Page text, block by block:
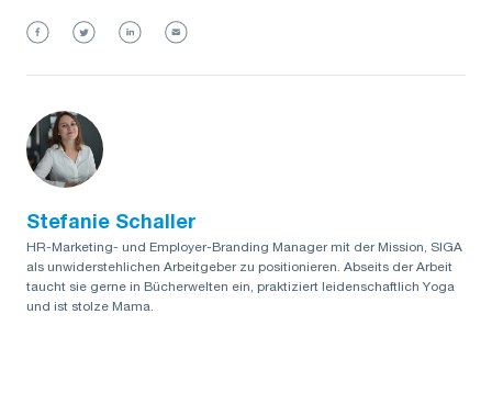
Stefanie Schaller
HR-Marketing- und Employer-Branding Manager mit der Mission, SIGA
als unwiderstehlichen Arbeitgeber zu positionieren. Abseits der Arbeit
taucht sie gerne in Bücherwelten ein, praktiziert leidenschaftlich Yoga
und ist stolze Mama.